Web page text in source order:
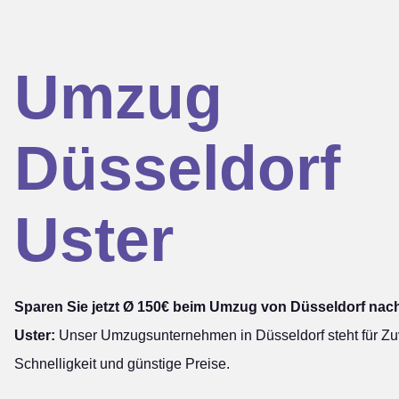
Umzug
Düsseldorf
Uster
Sparen Sie jetzt Ø 150€ beim Umzug von Düsseldorf
Uster: Unser Umzugsunternehmen in Düsseldorf steht für
Schnelligkeit und günstige Preise.